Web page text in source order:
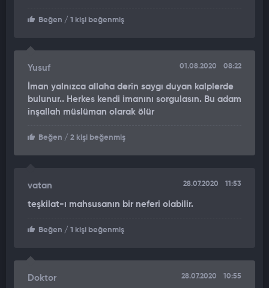
Beğen / 1 kişi beğenmiş
Yusuf 01.08.2020 08:22
İman yalnızca allaha derin saygı duyan kalplerde
bulunur.. Herkes kendi imanını sorgulasın. Bu adam
inşallah müslüman olarak ölür
Beğen / 2 kişi beğenmiş
vatan 28.07.2020 11:53
teşkilat-ı mahsusanın bir neferi olabilir.
Beğen / 1 kişi beğenmiş
Doktor 28.07.2020 10:55